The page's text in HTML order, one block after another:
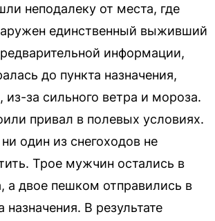
неподалеку от места, где
единственный выживший
информации,
до пункта назначения,
за сильного ветра и мороза.
привал в полевых условиях.
один из снегоходов не
Трое мужчин остались в
а двое пешком отправились в
назначения. В результате